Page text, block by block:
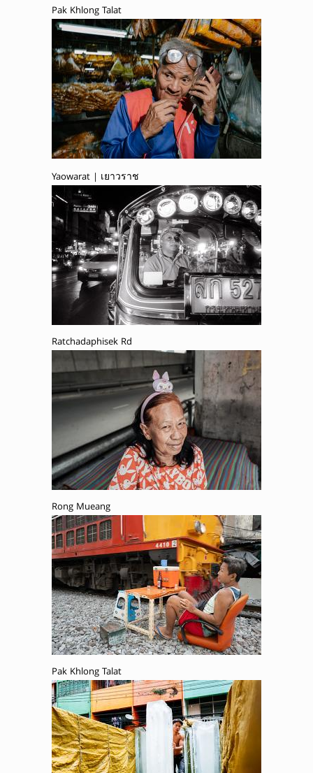
Pak Khlong Talat
Yaowarat | เยาวราช
Ratchadaphisek Rd
Rong Mueang
Pak Khlong Talat